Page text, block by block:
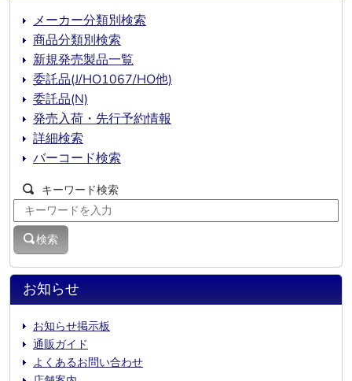
お知らせ
お知らせ掲示板
通販ガイド
よくあるお問い合わせ
メーカー分類別検索
商品分類別検索
新規発売製品一覧
委託品(J/HO1067/HO他)
委託品(N)
発売入荷・先行予約情報
詳細検索
バーコード検索
キーワード検索
検索